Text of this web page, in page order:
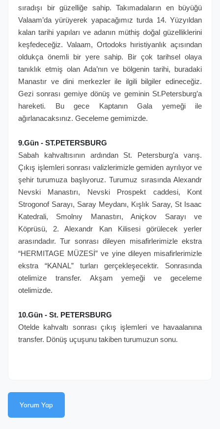
sıradışı bir güzelliğe sahip. Takımadaların en büyüğü
Valaam’da yürüyerek yapacağımız turda 14. Yüzyıldan
kalan tarihi yapıları ve adanın müthiş doğal güzelliklerini
keşfedeceğiz. Valaam, Ortodoks hıristiyanlık açısından
oldukça önemli bir yere sahip. Bir çok tarihsel olaya
tanıklık etmiş olan Ada’nın ve bölgenin tarihi, buradaki
Manastır ve dini merkezler ile ilgili bilgiler edineceğiz.
Gezi sonrası gemiye dönüş ve geminin St.Petersburg’a
hareketi. Bu gece Kaptanın Gala yemeği ile
ağırlanacaksınız. Geceleme gemimizde.
9.Gün - ST.PETERSBURG
Sabah kahvaltısının ardından St. Petersburg’a varış.
Çıkış işlemleri sonrası valizlerimizle gemiden ayrılıyor ve
şehir turumuza başlıyoruz. Turumuz sırasında Alexandr
Nevski Manastırı, Nevski Prospekt caddesi, Kont
Strogonof Sarayı, Saray Meydanı, Kışlık Saray, St Isaac
Katedrali, Smolnıy Manastırı, Aniçkov Sarayı ve
Köprüsü, 2. Alexandr Kan Kilisesi görülecek yerler
arasındadır. Tur sonrası dileyen misafirlerimizle ekstra
“HERMITAGE MÜZESİ” ve yine dileyen misafirlerimizle
ekstra “KANAL” turları gerçekleşecektir. Sonrasında
otelimize transfer. Akşam yemeği ve geceleme
otelimizde.
10.Gün - St. PETERSBURG
Otelde kahvaltı sonrası çıkış işlemleri ve havaalanına
transfer. Dönüş uçuşunu takiben turumuzun sonu.
Yorum Yap